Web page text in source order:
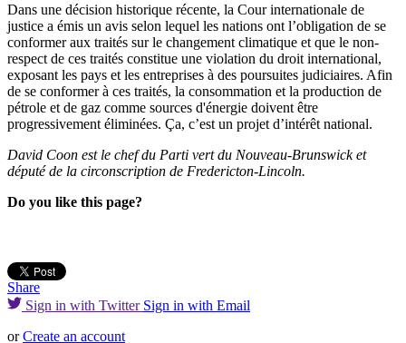
Dans une décision historique récente, la Cour internationale de
justice a émis un avis selon lequel les nations ont l’obligation de se
conformer aux traités sur le changement climatique et que le non-
respect de ces traités constitue une violation du droit international,
exposant les pays et les entreprises à des poursuites judiciaires. Afin
de se conformer à ces traités, la consommation et la production de
pétrole et de gaz comme sources d'énergie doivent être
progressivement éliminées. Ça, c’est un projet d’intérêt national.
David Coon est le chef du Parti vert du Nouveau-Brunswick et
député de la circonscription de Fredericton-Lincoln.
Do you like this page?
Share
Sign in with Twitter Sign in with Email
orCreate an account